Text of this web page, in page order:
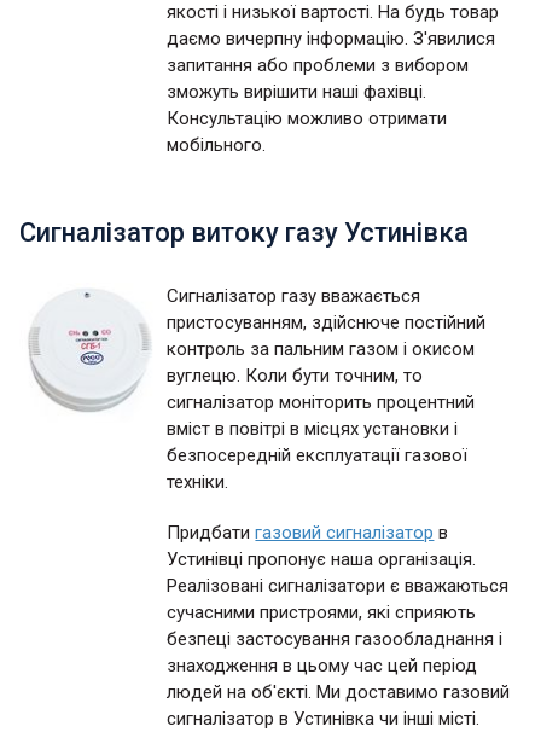
якості і низької вартості. На будь товар
даємо вичерпну інформацію. З'явилися
запитання або проблеми з вибором
зможуть вирішити наші фахівці.
Консультацію можливо отримати
мобільного.
Сигналізатор витоку газу Устинівка
Сигналізатор газу вважається
пристосуванням, здійснюче постійний
контроль за пальним газом і окисом
вуглецю. Коли бути точним, то
сигналізатор моніторить процентний
вміст в повітрі в місцях установки і
безпосередній експлуатації газової
техніки.
Придбатигазовий сигналізатор в
Устинівці пропонує наша організація.
Реалізовані сигналізатори є вважаються
сучасними пристроями, які сприяють
безпеці застосування газообладнання і
знаходження в цьому час цей період
людей на об'єкті. Ми доставимо газовий
сигналізатор в Устинівка чи інші місті.